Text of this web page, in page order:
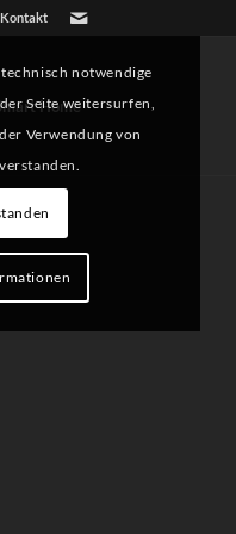
Kontakt
Home
notwendige
Seite weitersurfen,
Verwendung von